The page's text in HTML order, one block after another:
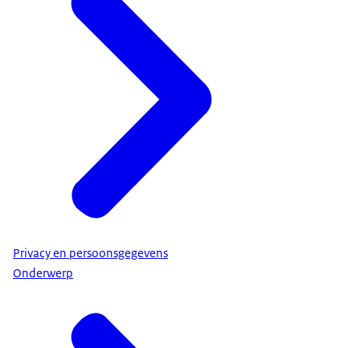
Privacy en persoonsgegevens
Onderwerp